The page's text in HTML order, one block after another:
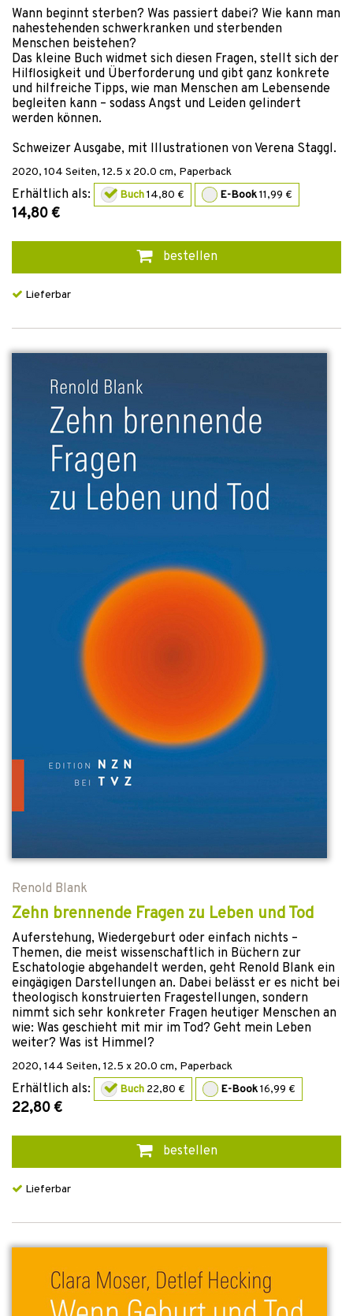
Wann beginnt sterben? Was passiert dabei? Wie kann man
nahestehenden schwerkranken und sterbenden
Menschen beistehen?
Das kleine Buch widmet sich diesen Fragen, stellt sich der
Hilflosigkeit und Überforderung und gibt ganz konkrete
und hilfreiche Tipps, wie man Menschen am Lebensende
begleiten kann – sodass Angst und Leiden gelindert
werden können.
Schweizer Ausgabe, mit Illustrationen von Verena Staggl.
2020, 104 Seiten, 12.5 x 20.0 cm, Paperback
Erhältlich als: Buch14,80 € E-Book11,99 €
14,80 €
bestellen
Lieferbar
Renold Blank
Zehn brennende Fragen zu Leben und Tod
Auferstehung, Wiedergeburt oder einfach nichts –
Themen, die meist wissenschaftlich in Büchern zur
Eschatologie abgehandelt werden, geht Renold Blank ein
eingägigen Darstellungen an. Dabei belässt er es nicht bei
theologisch konstruierten Fragestellungen, sondern
nimmt sich sehr konkreter Fragen heutiger Menschen an
wie: Was geschieht mit mir im Tod? Geht mein Leben
weiter? Was ist Himmel?
2020, 144 Seiten, 12.5 x 20.0 cm, Paperback
Erhältlich als: Buch 22,80 € E-Book16,99 €
22,80 €
bestellen
Lieferbar